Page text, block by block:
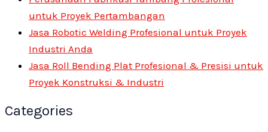
untuk Proyek Pertambangan
Jasa Robotic Welding Profesional untuk Proyek
Industri Anda
Jasa Roll Bending Plat Profesional & Presisi untuk
Proyek Konstruksi & Industri
Categories